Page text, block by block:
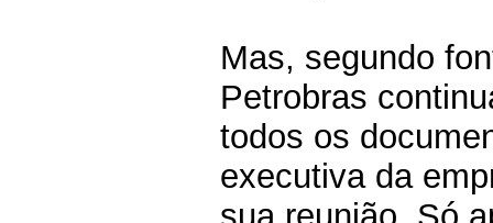
Mas, segundo
Petrobras
todos os
executiva da